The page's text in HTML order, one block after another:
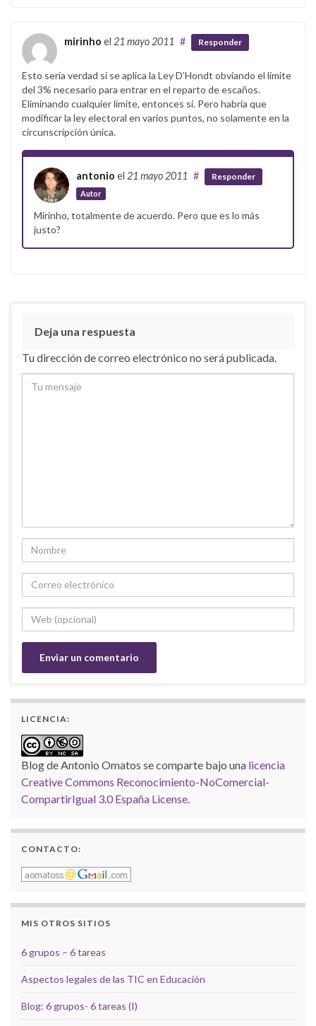
mirinho el 21 mayo 2011 # Responder
Esto sería verdad si se aplica la Ley D’Hondt obviando el límite
del 3% necesario para entrar en el reparto de escaños.
Eliminando cualquier límite, entonces sí. Pero habría que
modificar la ley electoral en varios puntos, no solamente en la
circunscripción única.
antonio el 21 mayo 2011
Autor
# Responder
Mirinho, totalmente de acuerdo. Pero que es lo más
justo?
Deja una respuesta
Tu dirección de correo electrónico no será publicada.
LICENCIA:
Blog de Antonio Omatos se comparte bajo una licencia
Creative Commons Reconocimiento-NoComercial-
CompartirIgual 3.0 España License
CONTACTO:
MIS OTROS SITIOS
6 grupos – 6 tareas
Aspectos legales de las TIC en Educación
Blog: 6 grupos- 6 tareas (I)